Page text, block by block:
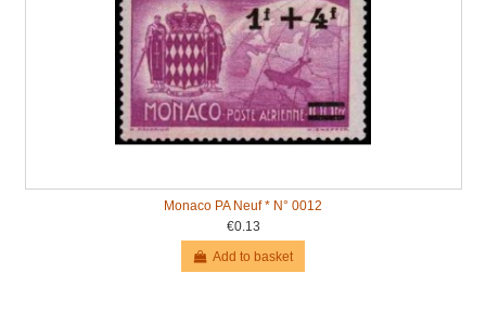
Monaco PA Neuf * N° 0012
€0.13
Add to basket